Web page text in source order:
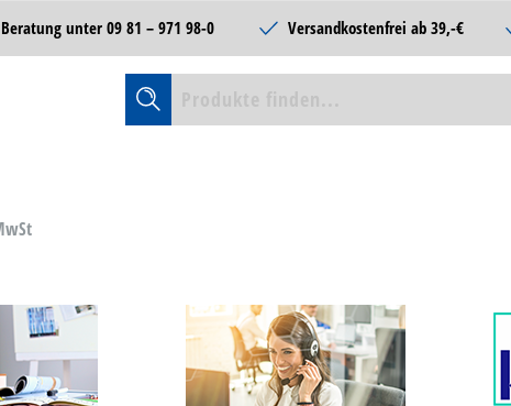
unter 09 81 – 971 98-0 Versandkostenfrei ab 39,-€